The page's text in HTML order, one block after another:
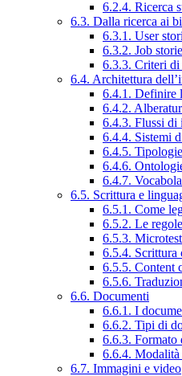
6.2.4. Ricerca
6.3. Dalla ricerca ai
6.3.1. User
6.3.2. Job
6.3.3. Criteri di
6.4. Architettura
6.4.1. Definire
6.4.2.
6.4.3. Flussi di
6.4.4. Sistemi
6.4.5.
6.4.6.
6.4.7.
6.5. Scrittura e
6.5.1. Come
6.5.2. Le
6.5.3.
6.5.4. Scrittura
6.5.5. Content
6.5.6.
6.6. Documenti
6.6.1. I
6.6.2. Tipi di
6.6.3. Formato
6.6.4.
6.7. Immagini e video